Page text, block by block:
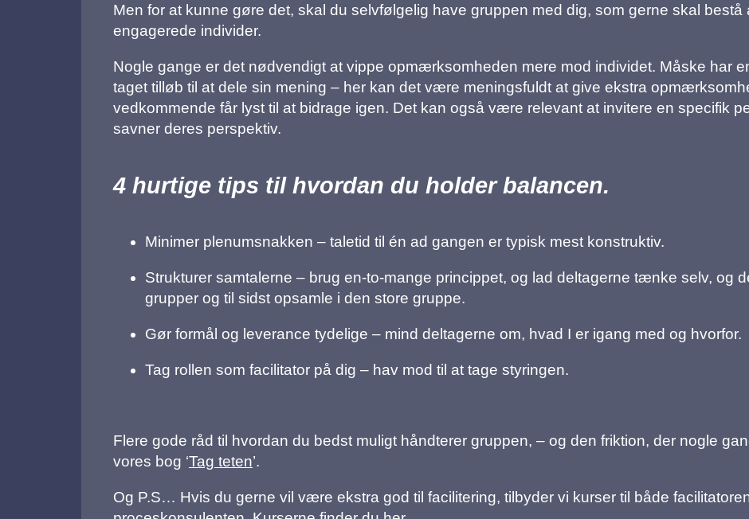
Men for at kunne gøre det, skal du selvfølgelig have gruppen med dig, som gerne skal bestå
engagerede individer.
Nogle gange er det nødvendigt at vippe opmærksomheden mere mod individet. Måske har
taget tilløb til at dele sin mening – her kan det være meningsfuldt at give ekstra
vedkommende får lyst til at bidrage igen. Det kan også være relevant at invitere en specifik
savner deres perspektiv.
4 hurtige tips til hvordan du holder balancen.
Minimer plenumsnakken – taletid til én ad gangen er typisk mest konstruktiv.
Strukturer samtalerne – brug en-to-mange princippet, og lad deltagerne tænke selv, og
grupper og til sidst opsamle i den store gruppe.
Gør formål og leverance tydelige – mind deltagerne om, hvad I er igang med og hvorfor.
Tag rollen som facilitator på dig – hav mod til at tage styringen.
Flere gode råd til hvordan du bedst muligt håndterer gruppen, – og den friktion, der nogle
vores bog ‘Tag teten’.
Og P.S… Hvis du gerne vil være ekstra god til facilitering, tilbyder vi kurser til både